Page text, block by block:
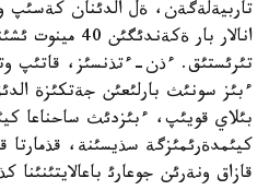
تاربيةلةگةن، ةل الدئنان كةسئپ
انالار بار
تئرئستئق. ءذن-ءتذنسئز، قاتئپ
ءبئز سونئث بارلئعئن جةتكئزة
بئلاي قويئپ، ءبئزدئث ساحناعا
كيئمدةرئمئزگة سذيسئنة، قذمارتا
قازاق ونةرئن جوعارئ